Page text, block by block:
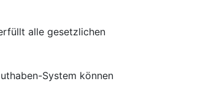
alle gesetzlichen
System können